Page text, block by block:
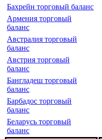
Бахрейн торговый баланс
Армения торговый
баланс
Австралия торговый
баланс
Австрия торговый
баланс
Бангладеш торговый
баланс
Барбадос торговый
баланс
Беларусь торговый
баланс